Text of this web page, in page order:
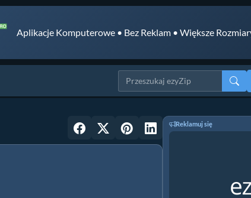
Aplikacje Komputerowe • Bez Reklam • Większe
Reklamuj się